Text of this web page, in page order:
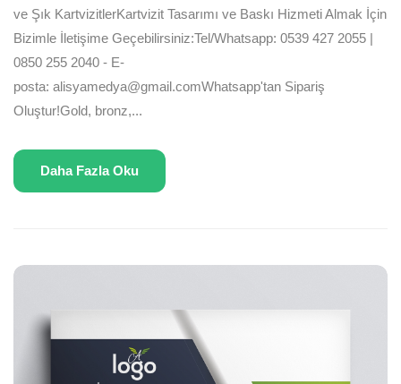
ve Şık KartvizitlerKartvizit Tasarımı ve Baskı Hizmeti Almak İçin
Bizimle İletişime Geçebilirsiniz:Tel/Whatsapp: 0539 427 2055 |
0850 255 2040 - E-
posta: alisyamedya@gmail.comWhatsapp'tan Sipariş
Oluştur!Gold, bronz,...
Daha Fazla Oku